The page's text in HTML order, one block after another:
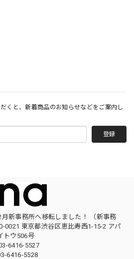
くと、新着商品のお知らせなどをご案内し
登録
新事務所へ移転しました！ （新事務
0021 東京都渋谷区恵比寿西1-15-2 アパ
トウ506号
6416-5527
6416-5528